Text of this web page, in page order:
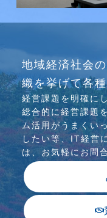
介護ソリューシ
行っています
地域経済社会
織を挙げて各
経営課題を明確に
総合的に経営課題
ム活⽤がうまくい
したい等、IT経営
は、お気軽にお問